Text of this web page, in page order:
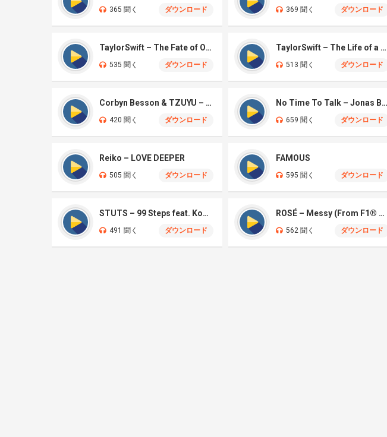
365 聞く ダウンロード 369 聞く ダウンロード
TaylorSwift – The Fate of Ophelia
535 聞く ダウンロード
TaylorSwift – The Life of a Showgirl
513 聞く ダウンロード
Corbyn Besson & TZUYU – Blink
420 聞く ダウンロード
No Time To Talk – Jonas Brothers
659 聞く ダウンロード
Reiko – LOVE DEEPER
505 聞く ダウンロード
FAMOUS
595 聞く ダウンロード
STUTS – 99 Steps feat. Kohjiya, Hana Hope
491 聞く ダウンロード
ROSÉ – Messy (From F1® The Movie)
562 聞く ダウンロード